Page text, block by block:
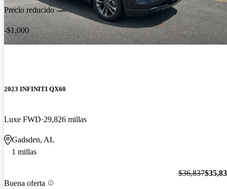
Precio reducido
-$1,000
2023 INFINITI QX60
Luxe FWD 29,826 millas
Gadsden, AL
1 millas
Buena oferta
$36,837